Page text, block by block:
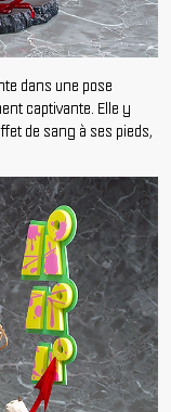
dans une pose
captivante. Elle y
de sang à ses pieds,